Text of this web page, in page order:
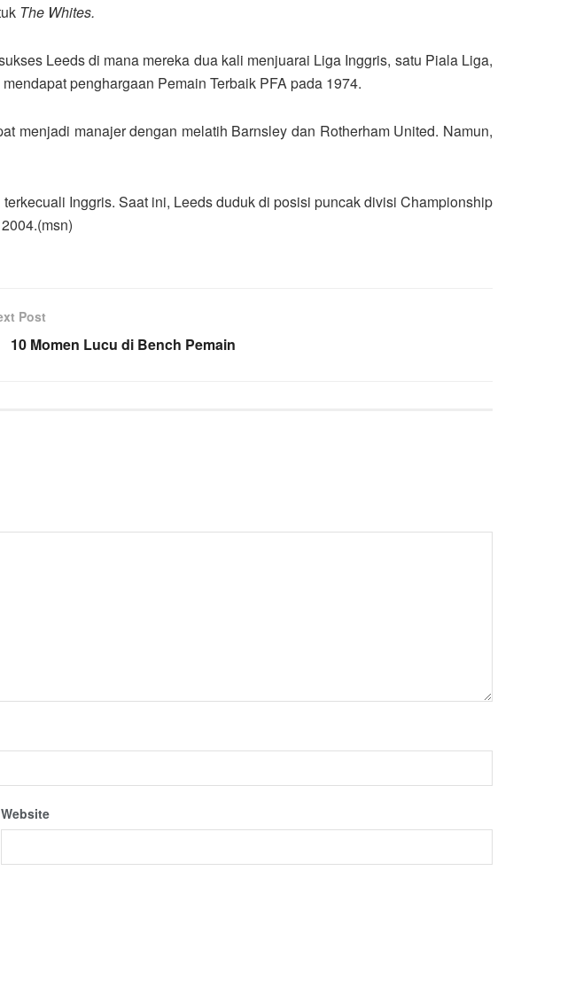
The Whites.
Leeds di mana mereka dua kali menjuarai Liga Inggris, satu Piala Liga,
penghargaan Pemain Terbaik PFA pada 1974.
menjadi manajer dengan melatih Barnsley dan Rotherham United. Namun,
Inggris. Saat ini, Leeds duduk di posisi puncak divisi Championship
Post
10 Momen Lucu di Bench Pemain
Website